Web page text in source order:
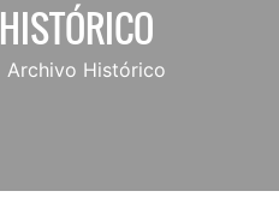
Archivo Histórico